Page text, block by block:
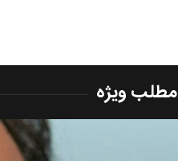
مطلب ویژه